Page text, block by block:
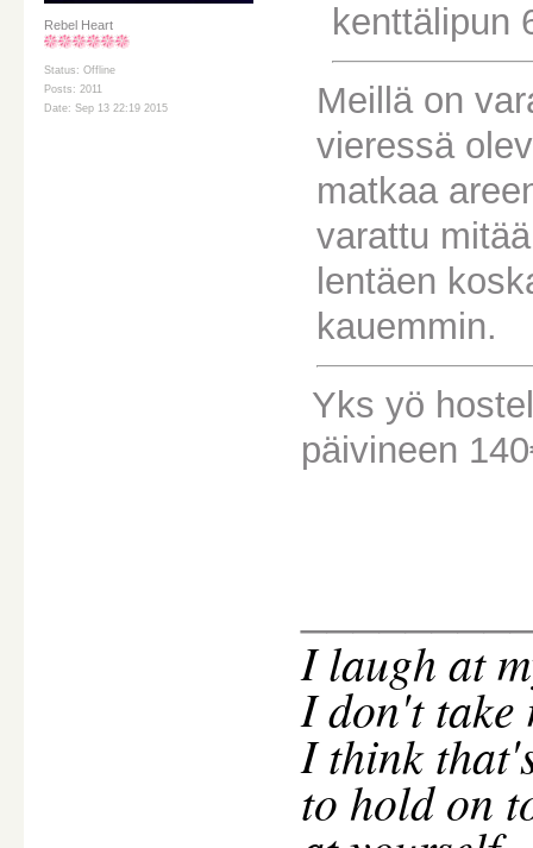
Rebel Heart
Status: Offline
Posts: 2011
Date: Sep 13 22:19 2015
kenttälipun
Meillä on
vieressä
matkaa
varattu
lentäen
kauemmin.
Yks yö
päivineen
Ilaugh at
I don't take
I think
to hold on